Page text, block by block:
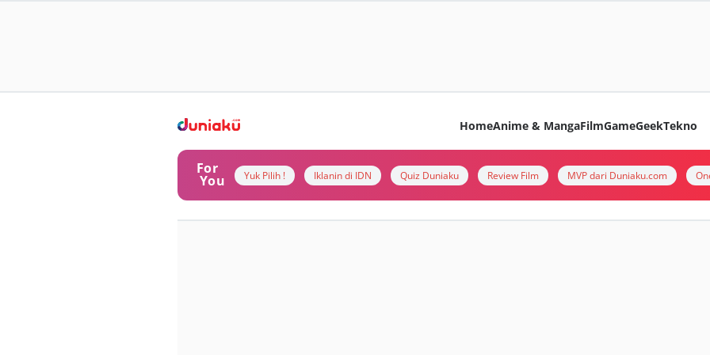
HomeAnime & MangaFilmGameGeekTekno
For
You Yuk Pilih ! Iklanin di IDN Quiz Duniaku Review Film MVP dari Duniaku.com